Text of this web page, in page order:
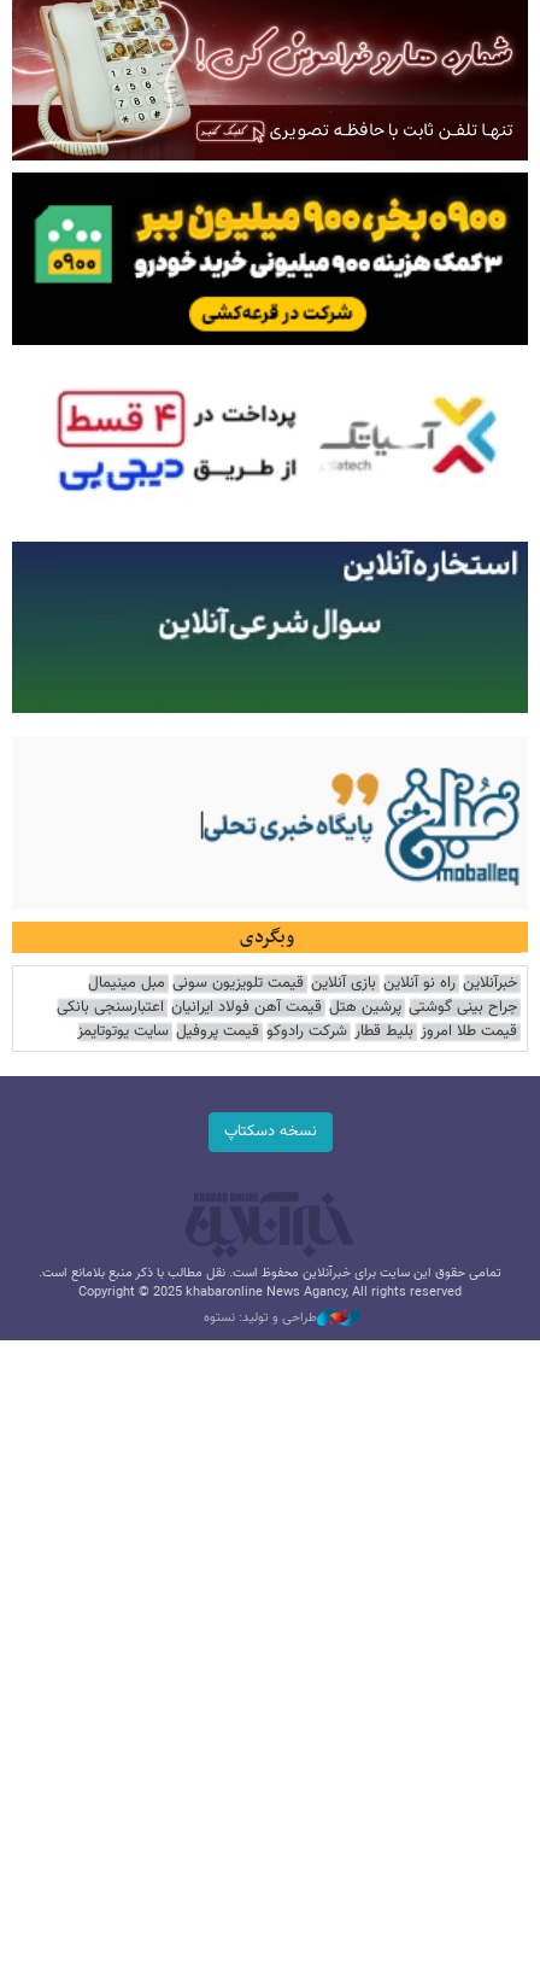
وبگردی
خبرآنلاین راه نو آنلاین بازی آنلاین قیمت تلویزیون سونی مبل مینیمال
جراح بینی گوشتی پرشین هتل قیمت آهن فولاد ایرانیان اعتبارسنجی بانکی
قیمت طلا امروز بلیط قطار شرکت رادوکو قیمت پروفیل سایت یوتوتایمز
نسخه دسکتاپ
تمامی حقوق این سایت برای خبرآنلاین محفوظ است. نقل مطالب با ذکر منبع بلامانع است.
Copyright © 2025 khabaronline News Agancy, All rights reserved
طراحی و تولید: نستوه